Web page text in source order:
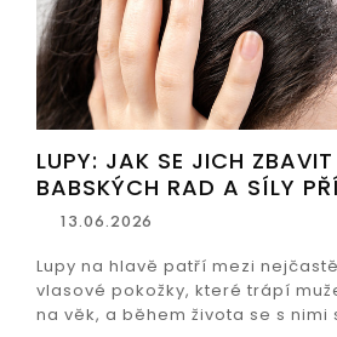
LUPY: JAK SE JICH
BABSKÝCH RAD A SÍLY
13.06.2026
Lupy na hlavě patří mezi
vlasové pokožky, které trápí
na věk, a během života se s nimi